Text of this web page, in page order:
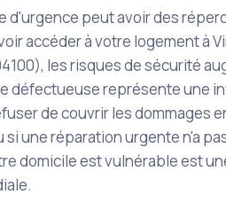
peut avoir des
accéder à votre logement à
les risques de sécurité
défectueuse représente une
de couvrir les dommages
une réparation urgente n'a
domicile est vulnérable est